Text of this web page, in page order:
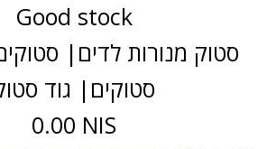
Good stock
סטוק מנורות לדים|
סטוקים| גוד
0.00 NIS